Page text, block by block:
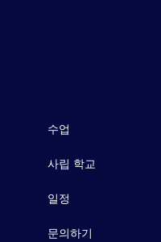
수업
사립 학교
일정
문의하기